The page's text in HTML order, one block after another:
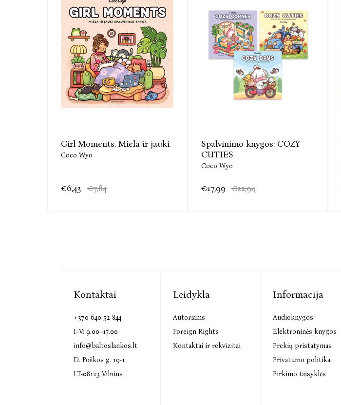
Girl Moments. Miela ir jauki
Coco Wyo
€6,43 €7,84
Spalvinimo knygos: COZY
CUTIES
Coco Wyo
€17,99 €22,94
Kontaktai
+370 640 52 844
I–V: 9.00–17.00
info@baltoslankos.lt
D. Poškos g. 19-1
LT-08123 Vilnius
Leidykla
Autoriams
Foreign Rights
Kontaktai ir rekvizitai
Informacija
Audioknygos
Elektroninės knygos
Prekių pristatymas
Privatumo politika
Pirkimo taisyklės